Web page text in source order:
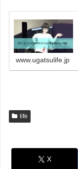
www.ugatsulife.jp
life
X